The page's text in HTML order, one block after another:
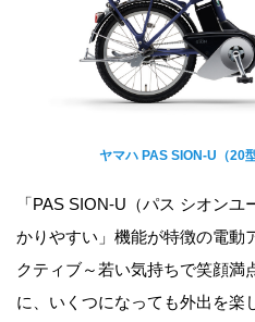
ヤマハ PAS SION-U（20
「PAS SION-U（パス シオン
かりやすい」機能が特徴の電動
クティブ～若い気持ちで笑顔満
に、いくつになっても外出を楽